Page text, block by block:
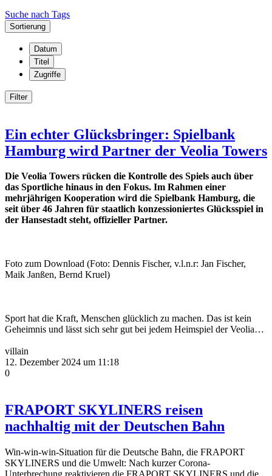
Suche nach Tags
Sortierung
Datum
Titel
Zugriffe
Filter
Ein echter Glücksbringer: Spielbank
Hamburg wird Partner der Veolia Towers
Die Veolia Towers rücken die Kontrolle des Spiels auch über
das Sportliche hinaus in den Fokus. Im Rahmen einer
mehrjährigen Kooperation wird die Spielbank Hamburg, die
seit über 46 Jahren für staatlich konzessioniertes Glücksspiel in
der Hansestadt steht, offizieller Partner.
Foto zum Download (Foto: Dennis Fischer, v.l.n.r: Jan Fischer,
Maik Janßen, Bernd Kruel)
Sport hat die Kraft, Menschen glücklich zu machen. Das ist kein
Geheimnis und lässt sich sehr gut bei jedem Heimspiel der Veolia…
villain
12. Dezember 2024 um 11:18
0
FRAPORT SKYLINERS reisen
nachhaltig mit der Deutschen Bahn
Win-win-win-Situation für die Deutsche Bahn, die FRAPORT
SKYLINERS und die Umwelt: Nach kurzer Corona-